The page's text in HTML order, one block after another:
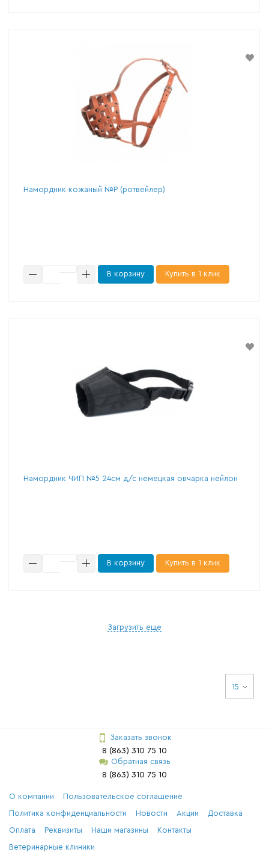
Намордник кожаный №P (ротвейлер)
В корзину Купить в 1 клик
Намордник ЧИП №5 24см д/с немецкая овчарка нейлон
В корзину Купить в 1 клик
Загрузить еще
15
Заказать звонок
8 (863) 310 75 10
Обратная связь
8 (863) 310 75 10
О компании Пользовательское соглашение
Политика конфиденциальности Новости Акции Доставка
Оплата Реквизиты Наши магазины Контакты
Ветеринарные клиники